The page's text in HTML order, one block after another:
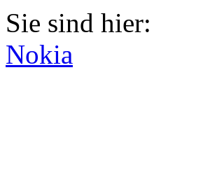
Sie sind hier:
Nokia